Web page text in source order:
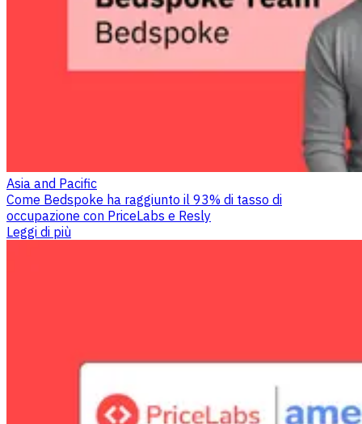
Asia and Pacific
Come Bedspoke ha raggiunto il 93% di tasso di
occupazione con PriceLabs e Resly
Leggi di più